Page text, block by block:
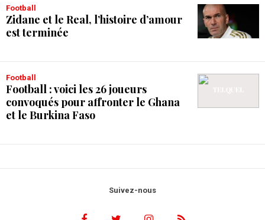
Football
Zidane et le Real, l’histoire d’amour
est terminée
Football
Football : voici les 26 joueurs
convoqués pour affronter le Ghana
et le Burkina Faso
Suivez-nous